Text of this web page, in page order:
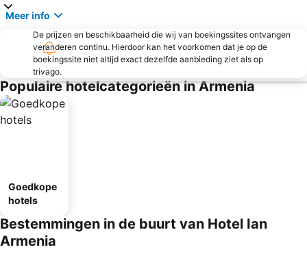
Meer info
De prijzen en beschikbaarheid die wij van boekingssites ontvangen
veranderen continu. Hierdoor kan het voorkomen dat je op de
boekingssite niet altijd exact dezelfde aanbieding ziet als op
trivago.
Populaire hotelcategorieën in Armenia
Goedkope
hotels
Bestemmingen in de buurt van Hotel Ian
Armenia